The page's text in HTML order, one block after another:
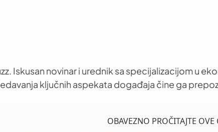
Iskusan novinar i urednik sa specijalizacijom u
ključnih aspekata događaja čine ga
OBAVEZNO PROČITAJTE OVE